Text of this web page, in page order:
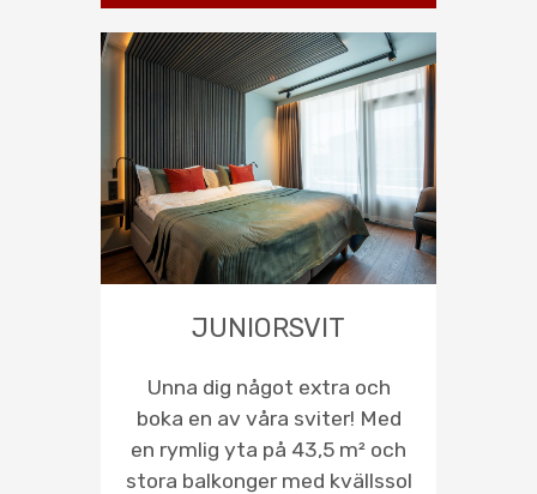
JUNIORSVIT
Unna dig något extra och
boka en av våra sviter! Med
en rymlig yta på 43,5 m² och
stora balkonger med kvällssol